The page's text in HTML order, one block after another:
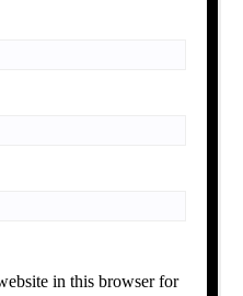
in this browser for